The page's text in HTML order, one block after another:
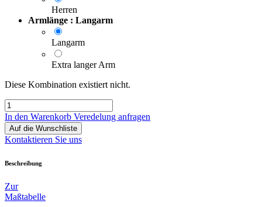
Herren
Armlänge : Langarm
Langarm
Extra langer Arm
Diese Kombination existiert nicht.
In den Warenkorb Veredelung anfragen
Auf die Wunschliste
Kontaktieren Sie uns
Beschreibung
Zur
Maßtabelle